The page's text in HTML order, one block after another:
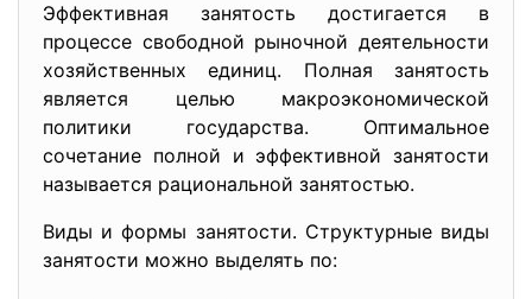
Эффективная занятость достигается в
процессе свободной рыночной деятельности
хозяйственных единиц. Полная занятость
является целью макроэкономической
политики государства. Оптимальное
сочетание полной и эффективной занятости
называется рациональной занятостью.
Виды и формы занятости. Структурные виды
занятости можно выделять по: